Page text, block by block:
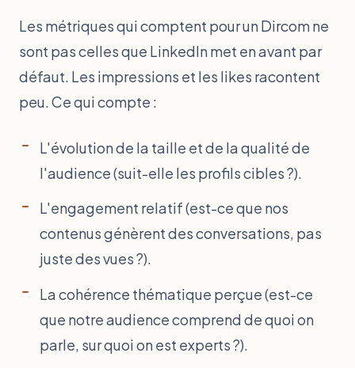
Les métriques qui comptent pour un Dircom ne
sont pas celles que LinkedIn met en avant par
défaut. Les impressions et les likes racontent
peu. Ce qui compte :
L'évolution de la taille et de la qualité de
l'audience (suit-elle les profils cibles ?).
L'engagement relatif (est-ce que nos
contenus génèrent des conversations, pas
juste des vues ?).
La cohérence thématique perçue (est-ce
que notre audience comprend de quoi on
parle, sur quoi on est experts ?).